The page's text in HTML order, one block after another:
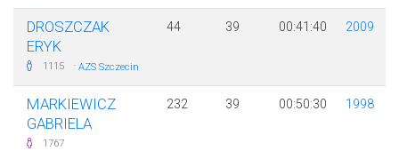
DROSZCZAK
ERYK
1115 · AZS Szczecin
44 39 00:41:40 2009
MARKIEWICZ
GABRIELA
1767
232 39 00:50:30 1998